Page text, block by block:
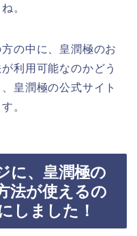
。
の中に、皇潤極のお
利用可能なのかどう
皇潤極の公式サイト
。
に、皇潤極の
法が使えるの
しました！